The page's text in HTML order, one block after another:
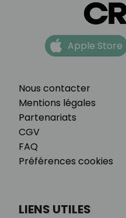
Nous contacter
Mentions légales
Partenariats
CGV
FAQ
Préférences cookies
Apple Store
LIENS UTILES